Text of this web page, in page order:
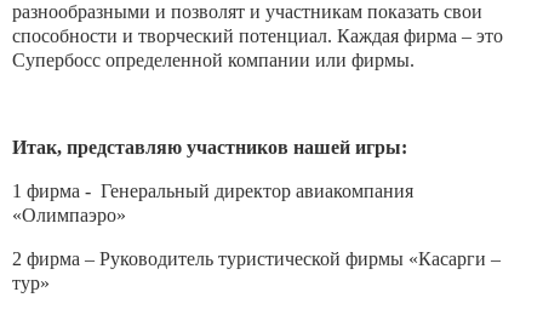
разнообразными и позволят и участникам показать свои
способности и творческий потенциал. Каждая фирма – это
Супербосс определенной компании или фирмы.
Итак, представляю участников нашей игры:
1 фирма - Генеральный директор авиакомпания
«Олимпаэро»
2 фирма – Руководитель туристической фирмы «Касарги –
тур»